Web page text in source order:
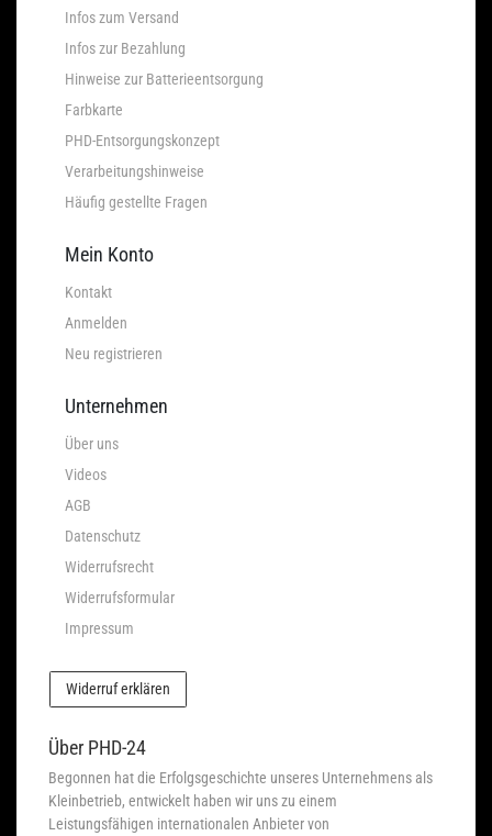
Infos zum Versand
Infos zur Bezahlung
Hinweise zur Batterieentsorgung
Farbkarte
PHD-Entsorgungskonzept
Verarbeitungshinweise
Häufig gestellte Fragen
Mein Konto
Kontakt
Anmelden
Neu registrieren
Unternehmen
Über uns
Videos
AGB
Datenschutz
Widerrufsrecht
Widerrufsformular
Impressum
Widerruf erklären
Über PHD-24
Begonnen hat die Erfolgsgeschichte unseres Unternehmens als
Kleinbetrieb, entwickelt haben wir uns zu einem
Leistungsfähigen internationalen Anbieter von